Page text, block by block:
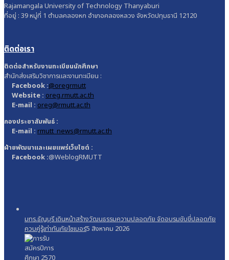
Rajamangala University of Technology Thanyaburi
ที่อยู่ : 39 หมู่ที่ 1 ตำบลคลองหก อำเภอคลองหลวง จังหวัดปทุมธานี 12120
ติดต่อเรา
ติดต่อสำหรับงานทะเบียนนักศึกษา
สำนักส่งเสริมวิชาการและงานทะเบียน :
Facebook :@oregrmutt
Website : oreg.rmutt.ac.th
E-mail : oreg@rmutt.ac.th
กองประชาสัมพันธ์ :
E-mail : rmutt_news@rmutt.ac.th
ฝ่ายพัฒนาและเผยแพร่เว็บไซต์ :
Facebook :@WeblogRMUTT
มทร.ธัญบุรี เดินหน้าสร้างวัฒนธรรมความปลอดภัย จัดอบรมขับขี่ปลอดภัย
ควบคู่รู้เท่าทันภัยไซเบอร์5 สิงหาคม 2026